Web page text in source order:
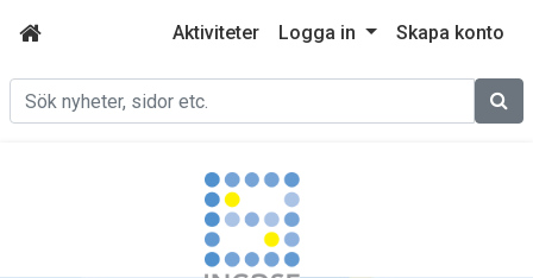
Aktiviteter Logga in Skapa konto
Sök